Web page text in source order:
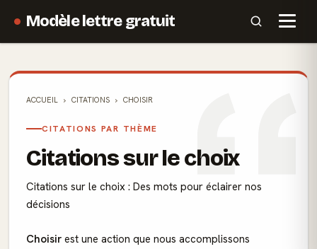
Modèle lettre gratuit
ACCUEIL CITATIONS CHOISIR
CITATIONS PAR THÈME
Citations sur le choix
Citations sur le choix : Des mots pour éclairer nos
décisions
Choisir est une action que nous accomplissons